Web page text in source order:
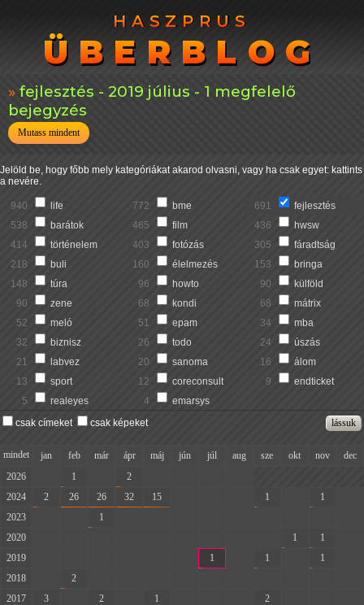
HASZPRUS
ÜBERBLOG
HASZPRUS
ÜBERBLOG
fejlesztés - 2019 július - 1 megfelelő
bejegyzés
Mutass mindent
Jelöld be, hogy főbb mely kategóriákat akarod olvasni, vagy ha csak egyet: kattints
a nevére.
940 life 772 bme 691
fejlesztés
538
barátok 465 film 436
hwsw
414
történelem 403 fotózás 305
fáradtság
218
buli 160 élelmezés 153
bringa
148
túra 96 howto 90
külföld
90
zene 68 kondi 68
mátrix
52
meló 51 epam 34
mba
32
biznisz 26 todo 24
úszás
21
labvez 20 sanoma 16
álom
13
sport 12 coreconsult 9
endticket
5
realeyes 4
emarsys
csak címeket
csak képeket
mindet jan feb már ápr máj jún júl aug sze okt nov
dec
2026
1 2
2024
2 26 26 32 15 1 1
2023
1
2020
1 1
2019
1 1 1
2018
2
2017
3 2 1 2